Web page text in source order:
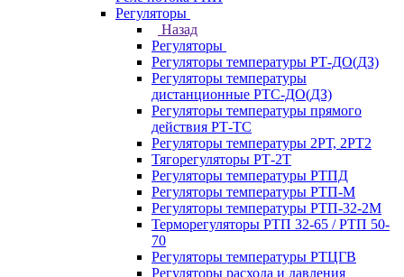
Регуляторы
Назад
Регуляторы
Регуляторы температуры РТ-ДО(ДЗ)
Регуляторы температуры
дистанционные РТС-ДО(ДЗ)
Регуляторы температуры прямого
действия РТ-ТС
Регуляторы температуры 2РТ, 2РT2
Тягорегуляторы РТ-2Т
Регуляторы температуры РТПД
Регуляторы температуры РТП-M
Регуляторы температуры РТП-32-2М
Терморегуляторы РТП 32-65 / РТП 50-
70
Регуляторы температуры РТЦГВ
Регуляторы расхода и давления